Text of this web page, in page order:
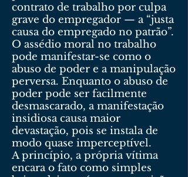
contrato de trabalho por culpa
grave do empregador — a “justa
causa do empregado no patrão”.
O assédio moral no trabalho
pode manifestar-se como o
abuso de poder e a manipulação
perversa. Enquanto o abuso de
poder pode ser facilmente
desmascarado, a manifestação
insidiosa causa maior
devastação, pois se instala de
modo quase imperceptível.
A princípio, a própria vítima
encara o fato como simples